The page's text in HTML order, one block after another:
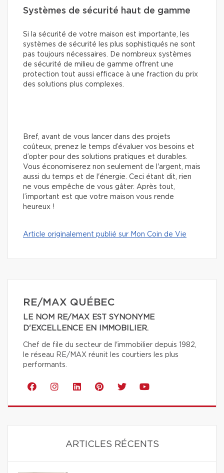
Systèmes de sécurité haut de gamme
Si la sécurité de votre maison est importante, les
systèmes de sécurité les plus sophistiqués ne sont
pas toujours nécessaires. De nombreux systèmes
de sécurité de milieu de gamme offrent une
protection tout aussi efficace à une fraction du prix
des solutions plus complexes.
Bref, avant de vous lancer dans des projets
coûteux, prenez le temps d’évaluer vos besoins et
d’opter pour des solutions pratiques et durables.
Vous économiserez non seulement de l'argent, mais
aussi du temps et de l'énergie. Ceci étant dit, rien
ne vous empêche de vous gâter. Après tout,
l’important est que votre maison vous rende
heureux !
Article originalement publié sur Mon Coin de Vie
RE/MAX QUÉBEC
LE NOM RE/MAX EST SYNONYME
D'EXCELLENCE EN IMMOBILIER.
Chef de file du secteur de l'immobilier depuis 1982,
le réseau RE/MAX réunit les courtiers les plus
performants.
ARTICLES RÉCENTS